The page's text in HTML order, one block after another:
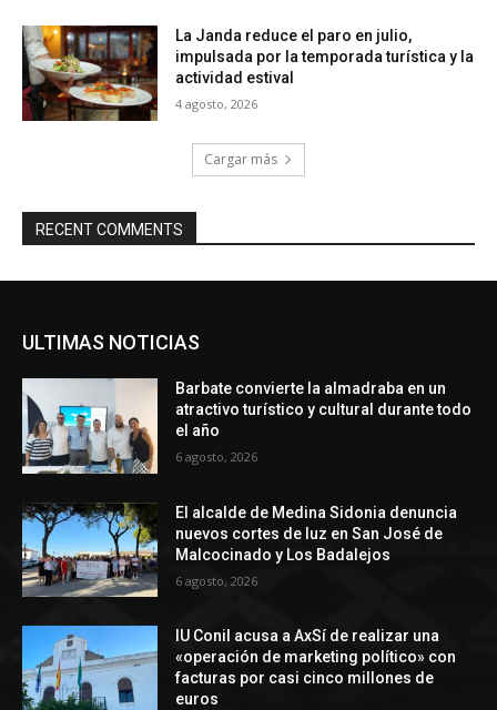
La Janda reduce el paro en julio,
impulsada por la temporada turística y la
actividad estival
4 agosto, 2026
Cargar más
RECENT COMMENTS
ULTIMAS NOTICIAS
Barbate convierte la almadraba en un
atractivo turístico y cultural durante todo
el año
6 agosto, 2026
El alcalde de Medina Sidonia denuncia
nuevos cortes de luz en San José de
Malcocinado y Los Badalejos
6 agosto, 2026
IU Conil acusa a AxSí de realizar una
«operación de marketing político» con
facturas por casi cinco millones de
euros